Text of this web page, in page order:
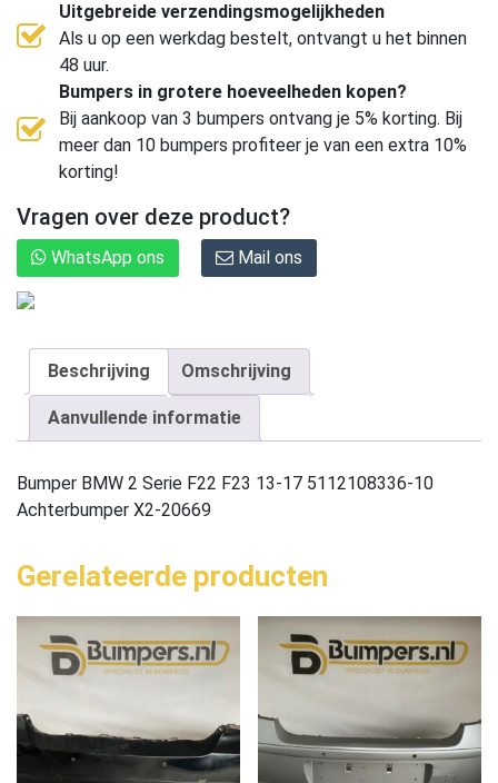
Uitgebreide verzendingsmogelijkheden
Als u op een werkdag bestelt, ontvangt u het binnen
48 uur.
Bumpers in grotere hoeveelheden kopen?
Bij aankoop van 3 bumpers ontvang je 5% korting. Bij
meer dan 10 bumpers profiteer je van een extra 10%
korting!
Vragen over deze product?
WhatsApp ons Mail ons
Beschrijving Omschrijving
Aanvullende informatie
Bumper BMW 2 Serie F22 F23 13-17 5112108336-10
Achterbumper X2-20669
Gerelateerde producten